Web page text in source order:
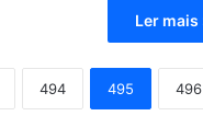
Ler mais
494 495 496